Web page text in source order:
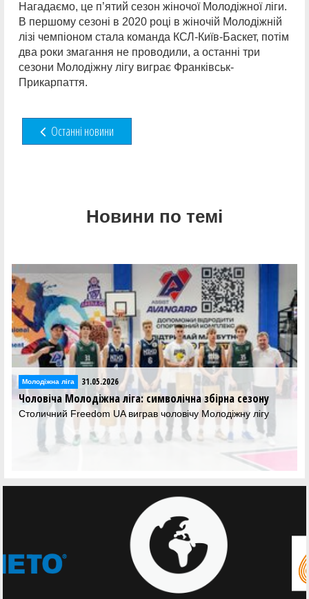
Нагадаємо, це п’ятий сезон жіночої Молодіжної ліги.
В першому сезоні в 2020 році в жіночій Молодіжній
лізі чемпіоном стала команда КСЛ-Київ-Баскет, потім
два роки змагання не проводили, а останні три
сезони Молодіжну лігу виграє Франківськ-
Прикарпаття.
Останні новини
Новини по темі
Молодіжна ліга 31.05.2026
Чоловіча Молодіжна ліга: символічна збірна сезону
Столичний Freedom UA виграв чоловічу Молодіжну лігу